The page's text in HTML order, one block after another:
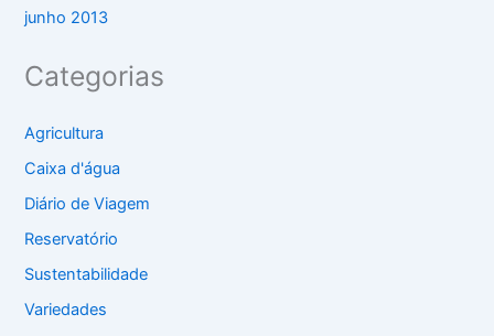
junho 2013
Categorias
Agricultura
Caixa d'água
Diário de Viagem
Reservatório
Sustentabilidade
Variedades